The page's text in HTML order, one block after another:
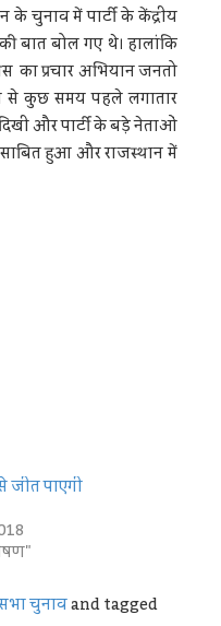
चुनाव में पार्टी के केंद्रीय
बात बोल गए थे। हालांकि
का प्रचार अभियान जनतो
से कुछ समय पहले लगातार
और पार्टी के बड़े नेताओं
साबित हुआ और राजस्थान में
जीत पाएगी
चुनावand tagged